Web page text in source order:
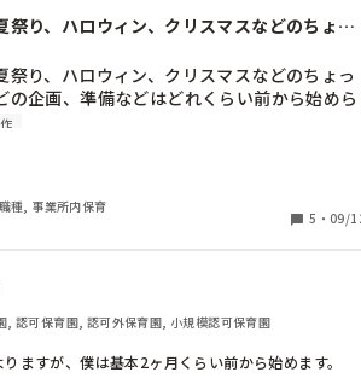
っていること、共有しておいた方がいいと思われ
直近の報告
ればその報告、連絡等
た。
1人でて、昼寝の間に終わらせるようにしていま
祭り、ハロウィン、クリスマスなどのちょっ
祭り、ハロウィン、クリスマスなどのちょっ
の企画、準備などはどれくらい前から始めら
種, 事業所内保育
5 ・ 09/
, 認可保育園, 認可外保育園, 小規模認可保育園
ますが、僕は基本2ヶ月くらい前から始めます。